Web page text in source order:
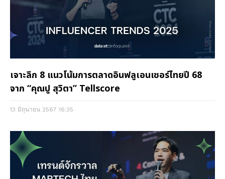
เจาะลึก 8 แนวโน้มการตลาดอินฟลูเอนเซอร์ไทยปี 68
จาก “คุณปู สุวิตา” Tellscore
13 มิถุนายน 2567 16:35